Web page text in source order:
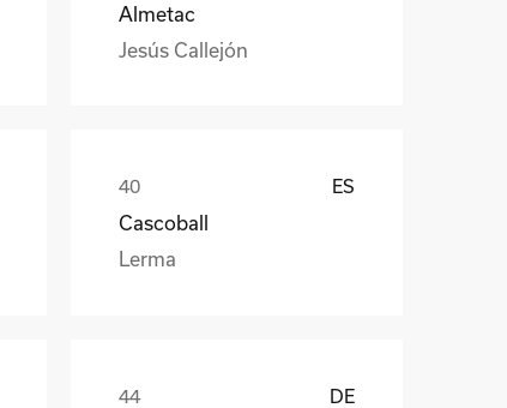
Almetac
Jesús Callejón
ES
Cascoball
Lerma
DE